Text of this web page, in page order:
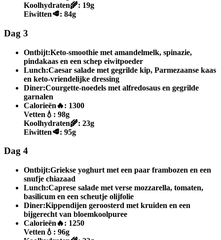
Koolhydraten🌾: 19g
Eiwitten🥩: 84g
Dag 3
Ontbijt:Keto-smoothie met amandelmelk, spinazie,
pindakaas en een schep eiwitpoeder
Lunch:Caesar salade met gegrilde kip, Parmezaanse kaas
en keto-vriendelijke dressing
Diner:Courgette-noedels met alfredosaus en gegrilde
garnalen
Calorieën 🔥: 1300
Vetten 💧: 98g
Koolhydraten🌾: 23g
Eiwitten🥩: 95g
Dag 4
Ontbijt:Griekse yoghurt met een paar frambozen en een
snufje chiazaad
Lunch:Caprese salade met verse mozzarella, tomaten,
basilicum en een scheutje olijfolie
Diner:Kippendijen geroosterd met kruiden en een
bijgerecht van bloemkoolpuree
Calorieën 🔥: 1250
Vetten 💧: 96g